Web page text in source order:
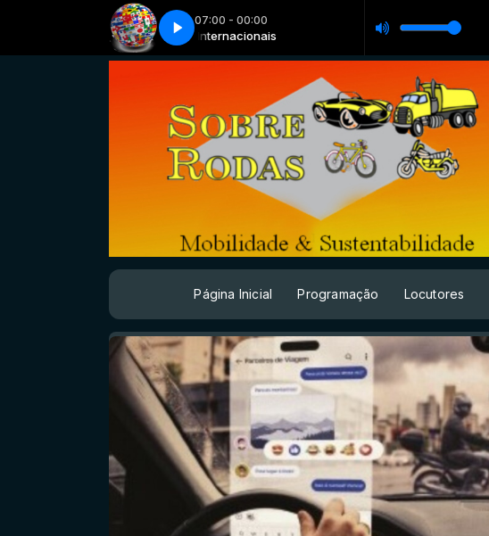
07:00 - 00:00
Internacionais
reg metrop são paulo06 ago - mob urbana reg metrop são paulo
Página Inicial Programação Locutores